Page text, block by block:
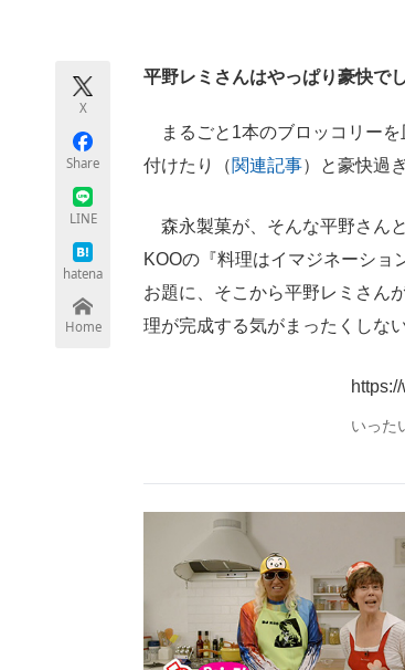
ちょっと気になるネットの話題
X
Share
LINE
hatena
Home
平野レミさんはやっぱり豪快でし
まるごと1本のブロッコリーを
付けたり（関連記事）と豪快過
森永製菓が、そんな平野さん
KOOの『料理はイマジネーショ
お題に、そこから平野レミさん
理が完成する気がまったくしない
いった